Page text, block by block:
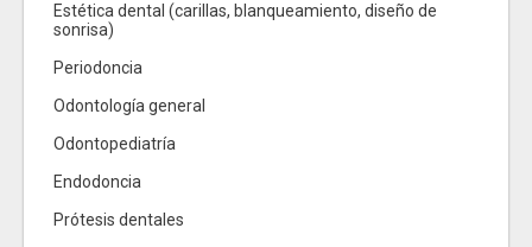
Estética dental (carillas, blanqueamiento, diseño de
sonrisa)
Periodoncia
Odontología general
Odontopediatría
Endodoncia
Prótesis dentales